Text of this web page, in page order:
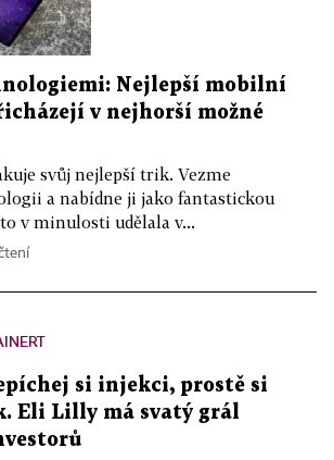
Nejlepší mobilní
v nejhorší možné
svůj nejlepší trik. Vezme
a nabídne ji jako fantastickou
v minulosti udělala v...
si injekci, prostě si
Eli Lilly má svatý grál